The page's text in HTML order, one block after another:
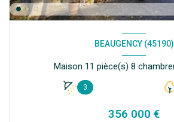
BEAUGENCY (45190)
3
356 000 €